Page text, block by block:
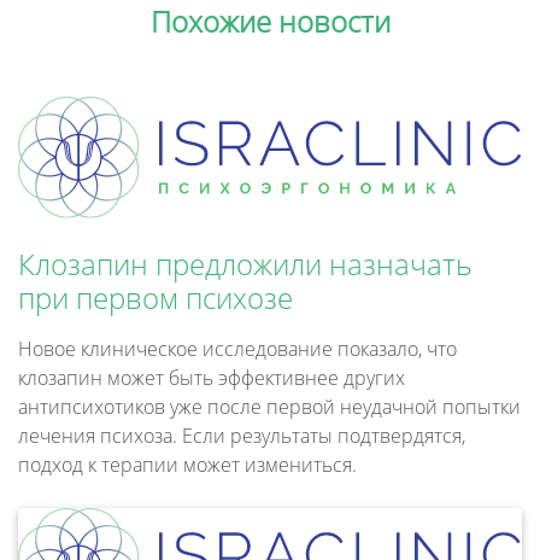
Похожие новости
Клозапин предложили назначать
при первом психозе
Новое клиническое исследование показало, что
клозапин может быть эффективнее других
антипсихотиков уже после первой неудачной попытки
лечения психоза. Если результаты подтвердятся,
подход к терапии может измениться.